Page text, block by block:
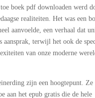
boek pdf downloaden werd
realiteiten. Het was een
aanvoelde, een verhaal dat
aansprak, terwijl het ook de
van onze moderne
zijn een hoogtepunt. Ze
aan het epub gratis die de hele